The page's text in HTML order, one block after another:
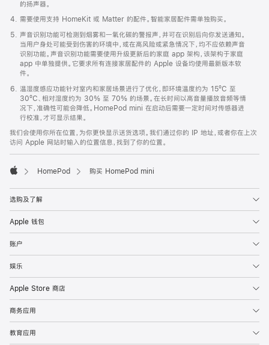
的扬声器。
需要使用支持 HomeKit 或 Matter 的配件。智能家居配件需单独购买。
声音识别功能可检测到烟雾和一氧化碳的警报声，并可在识别后向你发送通知。
当用户身处可能受到伤害的环境中，或在高风险或紧急情况下，均不应依赖声音
识别功能。声音识别功能需要使用升级更新后的家庭 app 架构，该架构于家庭
app 中单独提供。它要求所有连接家居配件的 Apple 设备均使用最新版本软
件。
温湿度感应功能针对室内和家居场景进行了优化，即环境温度约为 15ºC 至
30ºC、相对湿度约为 30% 至 70% 的场景。在长时间以高音量播放音频等情
况下，准确性可能会降低。HomePod mini 在启动后需要一定时间对传感器进
行校准，才可显示结果。
我们会使用你所在位置，为你更快显示送货选项。我们通过你的 IP 地址，或者你在上次
访问 Apple 网站时输入的位置信息，找到了你的位置。
HomePod 购买 HomePod mini
选购及了解
Apple 钱包
账户
娱乐
Apple Store 商店
商务应用
教育应用